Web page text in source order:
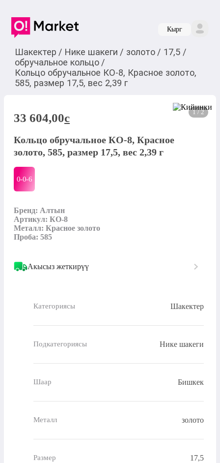
Кырг
Шакектер / Нике шакеги / золото / 17,5 /
обручальное кольцо /
Кольцо обручальное КО-8, Красное золото,
585, размер 17,5, вес 2,39 г
1 / 2
33 604,00c
Кольцо обручальное КО-8, Красное
золото, 585, размер 17,5, вес 2,39 г
0-0-6
Бренд: Алтын
Артикул: КО-8
Металл: Красное золото
Проба: 585
Акысыз жеткирүү
Категориясы Шакектер
Подкатегориясы Нике шакеги
Шаар Бишкек
Металл золото
Размер 17,5